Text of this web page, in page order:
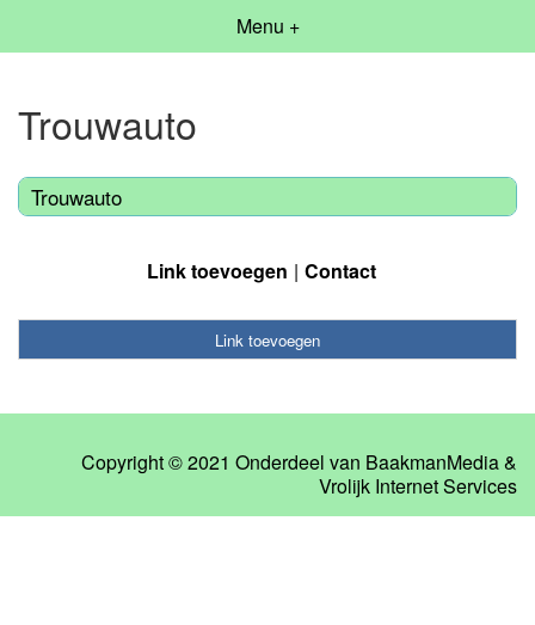
Menu +
Trouwauto
Trouwauto
Link toevoegen Contact
Link toevoegen
Copyright © 2021 Onderdeel van BaakmanMedia&
Vrolijk Internet Services